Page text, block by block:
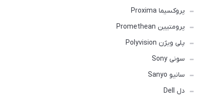
پروکسیما Proxima
پرومتیین Promethean
پلی ویژن Polyvision
سونی Sony
سانیو Sanyo
دل Dell